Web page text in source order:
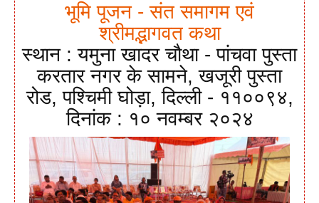
भूमि पूजन - संत समागम एवं
श्रीमद्भागवत कथा
स्थान : यमुना खादर चौथा - पांचवा पुस्ता
करतार नगर के सामने, खजूरी पुस्ता
रोड, पश्चिमी घोड़ा, दिल्ली - ११००९४,
दिनांक : १० नवम्बर २०२४